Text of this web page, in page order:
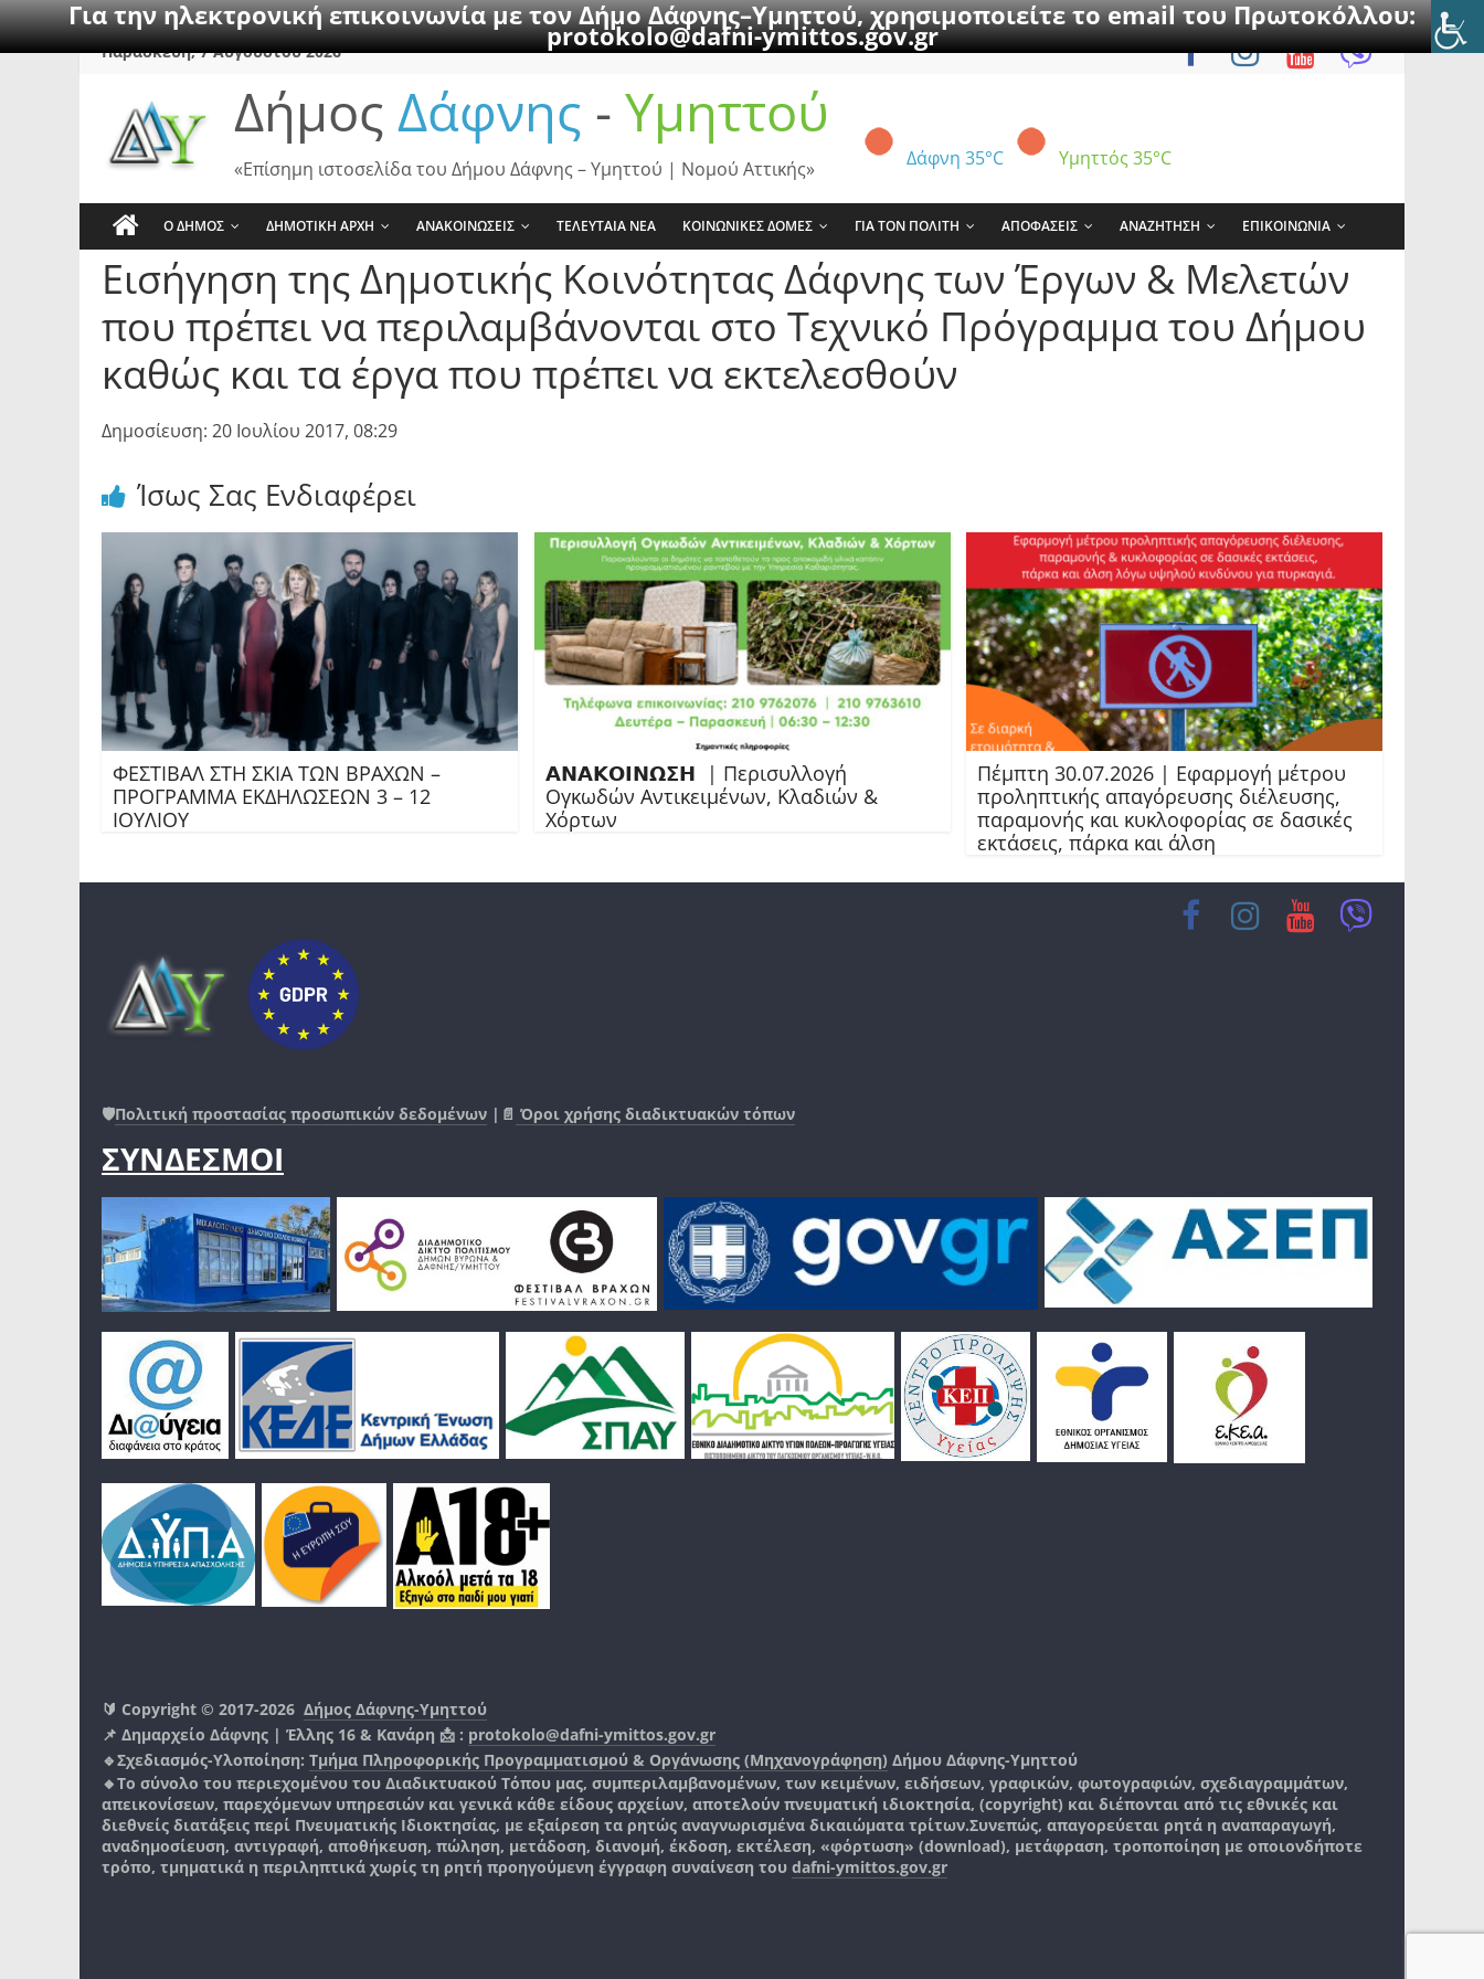
Για την ηλεκτρονική επικοινωνία με τον Δήμο Δάφνης–Υμηττού, χρησιμοποιείτε το email του Πρωτοκόλλου:
protokolo@dafni-ymittos.gov.gr
SkipΠαρασκευή, 7 Αυγούστου 2026
Δήμος Δάφνης - Υμηττού
Δάφνη 35°C Υμηττός 35°C
«Επίσημη ιστοσελίδα του Δήμου Δάφνης – Υμηττού | Νομού Αττικής»
Ο ΔΗΜΟΣ ΔΗΜΟΤΙΚΗ ΑΡΧΗ ΑΝΑΚΟΙΝΩΣΕΙΣ ΤΕΛΕΥΤΑΙΑ ΝΕΑ ΚΟΙΝΩΝΙΚΕΣ ΔΟΜΕΣ ΓΙΑ ΤΟΝ ΠΟΛΙΤΗ ΑΠΟΦΑΣΕΙΣ ΑΝΑΖΗΤΗΣΗ ΕΠΙΚΟΙΝΩΝΙΑ
Εισήγηση της Δημοτικής Κοινότητας Δάφνης των Έργων & Μελετών
που πρέπει να περιλαμβάνονται στο Τεχνικό Πρόγραμμα του Δήμου
καθώς και τα έργα που πρέπει να εκτελεσθούν
Δημοσίευση: 20 Ιουλίου 2017, 08:29
Ίσως Σας Ενδιαφέρει
ΦΕΣΤΙΒΑΛ ΣΤΗ ΣΚΙΑ ΤΩΝ ΒΡΑΧΩΝ –
ΠΡΟΓΡΑΜΜΑ ΕΚΔΗΛΩΣΕΩΝ 3 – 12
ΙΟΥΛΙΟΥ
𝝖𝝢𝝖𝝟𝝤𝝞𝝢𝝮𝝨𝝜 | Περισυλλογή
Ογκωδών Αντικειμένων, Κλαδιών &
Χόρτων
Πέμπτη 30.07.2026 | Εφαρμογή μέτρου
προληπτικής απαγόρευσης διέλευσης,
παραμονής και κυκλοφορίας σε δασικές
εκτάσεις, πάρκα και άλση
🛡️Πολιτική προστασίας προσωπικών δεδομένων |📄 Όροι χρήσης διαδικτυακών τόπων
ΣΥΝΔΕΣΜΟΙ
🔰 Copyright © 2017-2026 Δήμος Δάφνης-Υμηττού
📌 Δημαρχείο Δάφνης | Έλλης 16 & Κανάρη 📩 : protokolo@dafni-ymittos.gov.gr
🔹Σχεδιασμός-Υλοποίηση: Τμήμα Πληροφορικής Προγραμματισμού & Οργάνωσης (Μηχανογράφηση) Δήμου Δάφνης-Υμηττού
🔸Το σύνολο του περιεχομένου του Διαδικτυακού Τόπου μας, συμπεριλαμβανομένων, των κειμένων, ειδήσεων, γραφικών, φωτογραφιών, σχεδιαγραμμάτων,
απεικονίσεων, παρεχόμενων υπηρεσιών και γενικά κάθε είδους αρχείων, αποτελούν πνευματική ιδιοκτησία, (copyright) και διέπονται από τις εθνικές και
διεθνείς διατάξεις περί Πνευματικής Ιδιοκτησίας, με εξαίρεση τα ρητώς αναγνωρισμένα δικαιώματα τρίτων.Συνεπώς, απαγορεύεται ρητά η αναπαραγωγή,
αναδημοσίευση, αντιγραφή, αποθήκευση, πώληση, μετάδοση, διανομή, έκδοση, εκτέλεση, «φόρτωση» (download), μετάφραση, τροποποίηση με οποιονδήποτε
τρόπο, τμηματικά η περιληπτικά χωρίς τη ρητή προηγούμενη έγγραφη συναίνεση του dafni-ymittos.gov.gr